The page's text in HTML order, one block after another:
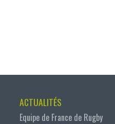
ACTUALITÉS
Equipe de France de Rugby